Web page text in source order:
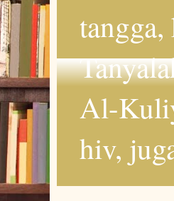
Al-
hiv,